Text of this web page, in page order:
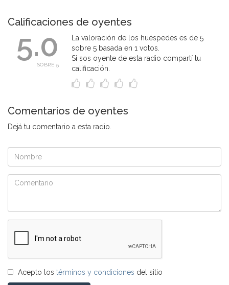
Calificaciones de oyentes
5.0
SOBRE 5
La valoración de los huéspedes es de 5
sobre 5 basada en 1 votos.
Si sos oyente de esta radio compartí tu
calificación.
Comentarios de oyentes
Dejá tu comentario a esta radio.
Acepto los términos y condiciones del sitio